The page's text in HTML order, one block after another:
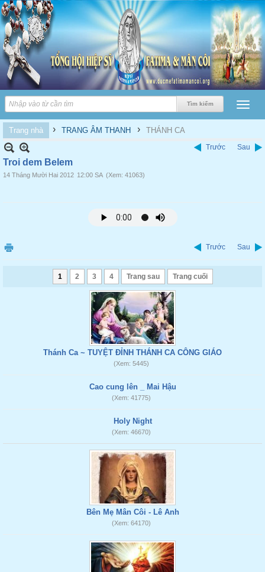
Trang nhà › TRANG ÂM THANH › THÁNH CA
Trước Sau
Troi dem Belem
14 Tháng Mười Hai 2012 12:00 SA (Xem: 41063)
Trước Sau
1 2 3 4 Trang sau Trang cuối
Thánh Ca ~ TUYỆT ĐỈNH THÁNH CA CÔNG GIÁO
(Xem: 5445)
Cao cung lên _ Mai Hậu
(Xem: 41775)
Holy Night
(Xem: 46670)
Bên Mẹ Mân Côi - Lê Anh
(Xem: 64170)